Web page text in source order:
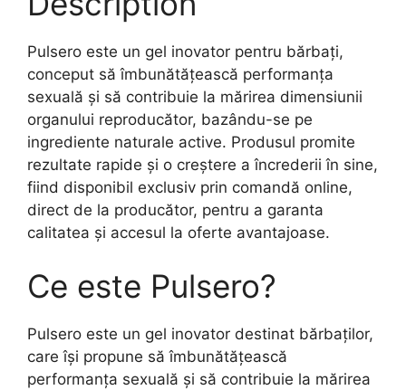
Pulsero este un gel inovator pentru bărbați,
conceput să îmbunătățească performanța
sexuală și să contribuie la mărirea dimensiunii
organului reproducător, bazându-se pe
ingrediente naturale active. Produsul promite
rezultate rapide și o creștere a încrederii în sine,
fiind disponibil exclusiv prin comandă online,
direct de la producător, pentru a garanta
calitatea și accesul la oferte avantajoase.
Ce este Pulsero?
Pulsero este un gel inovator destinat bărbaților,
care își propune să îmbunătățească
performanța sexuală și să contribuie la mărirea